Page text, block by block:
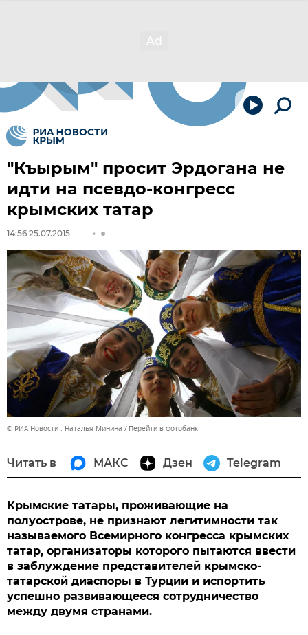
"Къырым" просит Эрдогана не
идти на псевдо-конгресс
крымских татар
14:56 25.07.2015
© РИА Новости . Наталья Минина Перейти в фотобанк
Читать в МАКС Дзен Telegram
Крымские татары, проживающие на
полуострове, не признают легитимности так
называемого Всемирного конгресса крымских
татар, организаторы которого пытаются ввести
в заблуждение представителей крымско-
татарской диаспоры в Турции и испортить
успешно развивающееся сотрудничество
между двумя странами.